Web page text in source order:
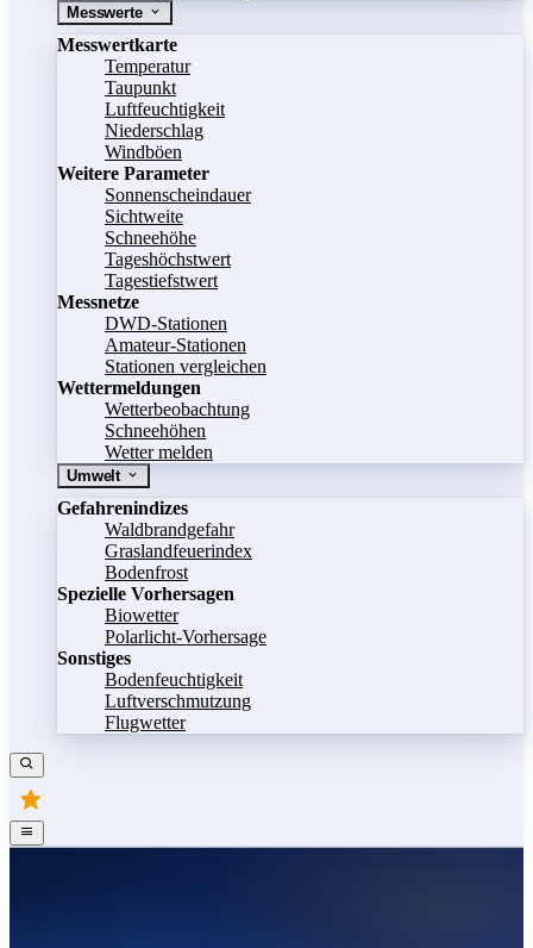
Messwerte
Messwertkarte
Temperatur
Taupunkt
Luftfeuchtigkeit
Niederschlag
Windböen
Weitere Parameter
Sonnenscheindauer
Sichtweite
Schneehöhe
Tageshöchstwert
Tagestiefstwert
Messnetze
DWD-Stationen
Amateur-Stationen
Stationen vergleichen
Wettermeldungen
Wetterbeobachtung
Schneehöhen
Wetter melden
Umwelt
Gefahrenindizes
Waldbrandgefahr
Graslandfeuerindex
Bodenfrost
Spezielle Vorhersagen
Biowetter
Polarlicht-Vorhersage
Sonstiges
Bodenfeuchtigkeit
Luftverschmutzung
Flugwetter